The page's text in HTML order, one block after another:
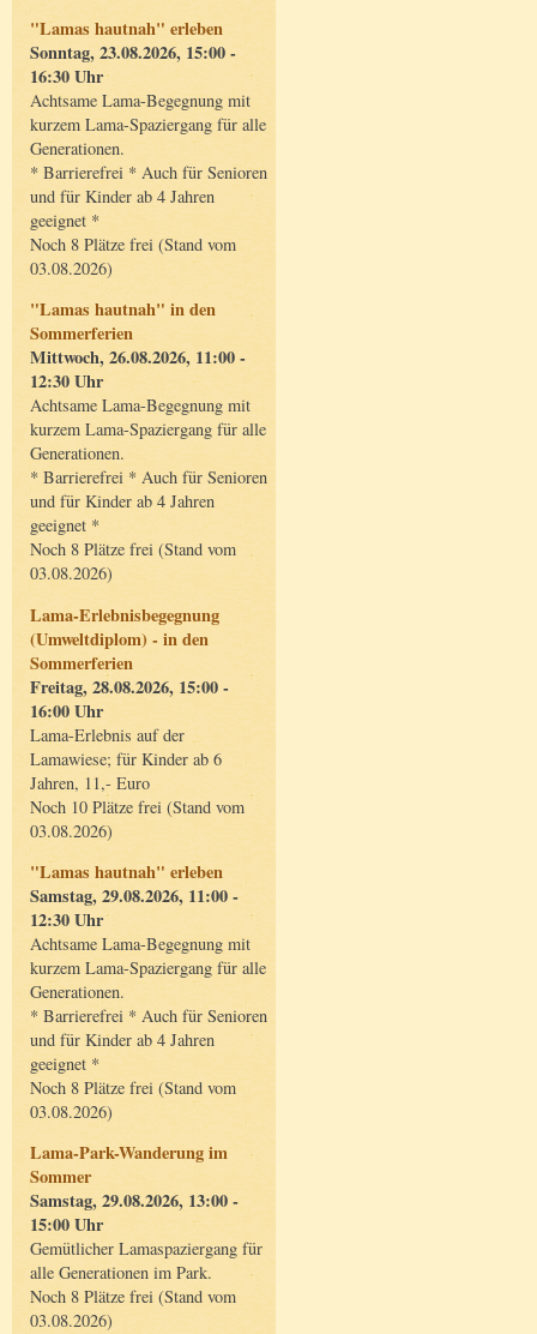
"Lamas hautnah" erleben
Sonntag, 23.08.2026, 15:00 -
16:30 Uhr
Achtsame Lama-Begegnung mit
kurzem Lama-Spaziergang für alle
Generationen.
* Barrierefrei * Auch für Senioren
und für Kinder ab 4 Jahren
geeignet *
Noch 8 Plätze frei (Stand vom
03.08.2026)
"Lamas hautnah" in den
Sommerferien
Mittwoch, 26.08.2026, 11:00 -
12:30 Uhr
Achtsame Lama-Begegnung mit
kurzem Lama-Spaziergang für alle
Generationen.
* Barrierefrei * Auch für Senioren
und für Kinder ab 4 Jahren
geeignet *
Noch 8 Plätze frei (Stand vom
03.08.2026)
Lama-Erlebnisbegegnung
(Umweltdiplom) - in den
Sommerferien
Freitag, 28.08.2026, 15:00 -
16:00 Uhr
Lama-Erlebnis auf der
Lamawiese; für Kinder ab 6
Jahren, 11,- Euro
Noch 10 Plätze frei (Stand vom
03.08.2026)
"Lamas hautnah" erleben
Samstag, 29.08.2026, 11:00 -
12:30 Uhr
Achtsame Lama-Begegnung mit
kurzem Lama-Spaziergang für alle
Generationen.
* Barrierefrei * Auch für Senioren
und für Kinder ab 4 Jahren
geeignet *
Noch 8 Plätze frei (Stand vom
03.08.2026)
Lama-Park-Wanderung im
Sommer
Samstag, 29.08.2026, 13:00 -
15:00 Uhr
Gemütlicher Lamaspaziergang für
alle Generationen im Park.
Noch 8 Plätze frei (Stand vom
03.08.2026)